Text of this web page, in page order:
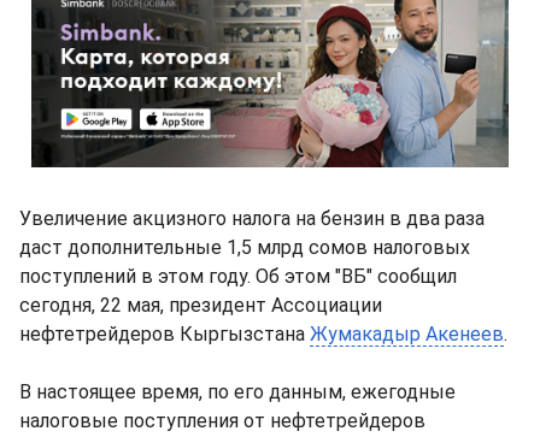
Увеличение акцизного налога на бензин в два раза
даст дополнительные 1,5 млрд сомов налоговых
поступлений в этом году. Об этом "ВБ" сообщил
сегодня, 22 мая, президент Ассоциации
нефтетрейдеров Кыргызстана Жумакадыр Акенеев.
В настоящее время, по его данным, ежегодные
налоговые поступления от нефтетрейдеров